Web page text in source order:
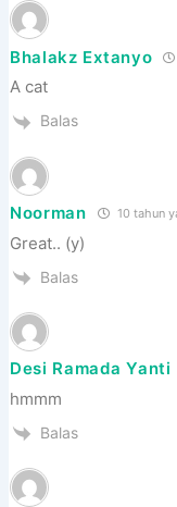
Bhalakz Extanyo
A cat
Balas
Noorman 10 tahun
Great.. (y)
Balas
Desi Ramada Yanti
hmmm
Balas